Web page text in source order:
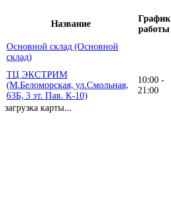
Название
График
работы
Основной склад (Основной
склад)
ТЦ ЭКСТРИМ
(М.Беломорская, ул.Смольная,
63Б, 3 эт. Пав. К-10)
10:00 -
21:00
загрузка карты...